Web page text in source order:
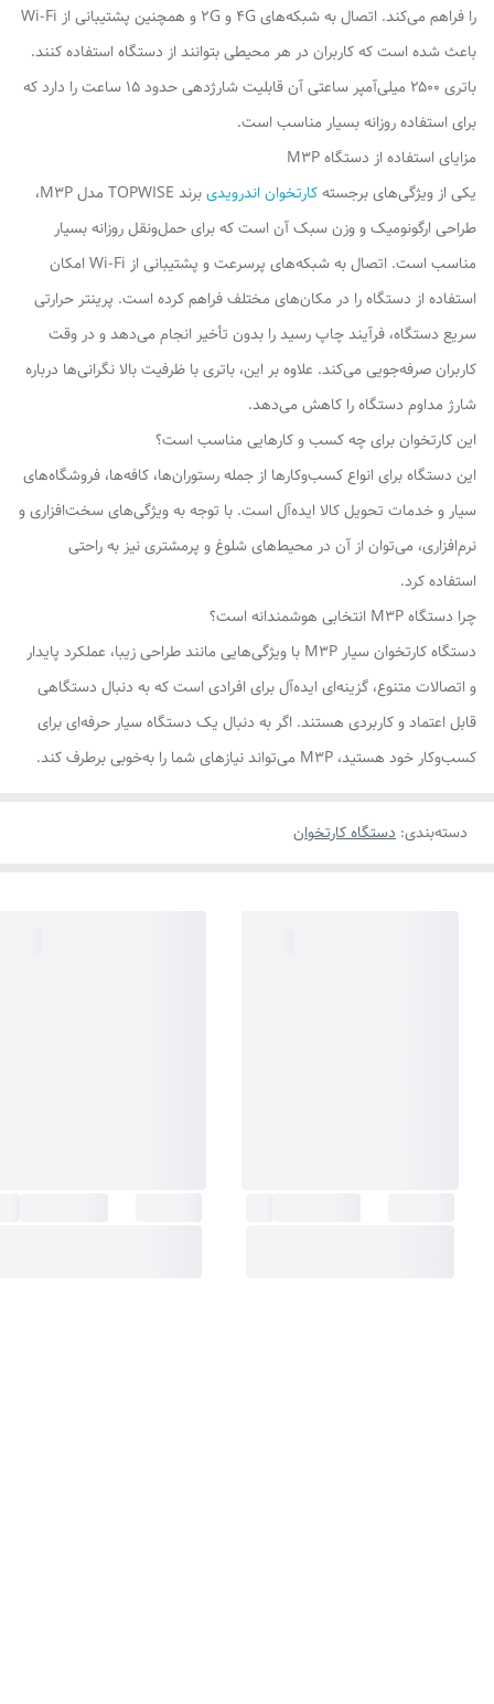
را فراهم می‌کند. اتصال به شبکه‌های 4G و 2G و همچنین پشتیبانی از Wi-Fi
باعث شده است که کاربران در هر محیطی بتوانند از دستگاه استفاده کنند.
باتری ۲۵۰۰ میلی‌آمپر ساعتی آن قابلیت شارژدهی حدود ۱۵ ساعت را دارد که
برای استفاده روزانه بسیار مناسب است.
مزایای استفاده از دستگاه M3P
یکی از ویژگی‌های برجستهکارتخوان اندرویدی
برند TOPWISE مدل M3P،
طراحی ارگونومیک و وزن سبک آن است که برای حمل‌ونقل روزانه بسیار
مناسب است. اتصال به شبکه‌های پرسرعت و پشتیبانی از Wi-Fi امکان
استفاده از دستگاه را در مکان‌های مختلف فراهم کرده است. پرینتر حرارتی
سریع دستگاه، فرآیند چاپ رسید را بدون تأخیر انجام می‌دهد و در وقت
کاربران صرفه‌جویی می‌کند. علاوه بر این، باتری با ظرفیت بالا نگرانی‌ها درباره
شارژ مداوم دستگاه را کاهش می‌دهد.
این کارتخوان برای چه کسب و کارهایی مناسب است؟
این دستگاه برای انواع کسب‌وکارها از جمله رستوران‌ها، کافه‌ها، فروشگاه‌های
سیار و خدمات تحویل کالا ایده‌آل است. با توجه به ویژگی‌های سخت‌افزاری و
نرم‌افزاری، می‌توان از آن در محیط‌های شلوغ و پرمشتری نیز به راحتی
استفاده کرد.
چرا دستگاه M3P انتخابی هوشمندانه است؟
دستگاه کارتخوان سیار M3P با ویژگی‌هایی مانند طراحی زیبا، عملکرد پایدار
و اتصالات متنوع، گزینه‌ای ایده‌آل برای افرادی است که به دنبال دستگاهی
قابل اعتماد و کاربردی هستند. اگر به دنبال یک دستگاه سیار حرفه‌ای برای
کسب‌وکار خود هستید، M3P می‌تواند نیازهای شما را به‌خوبی برطرف کند.
دسته‌بندی: دستگاه کارتخوان